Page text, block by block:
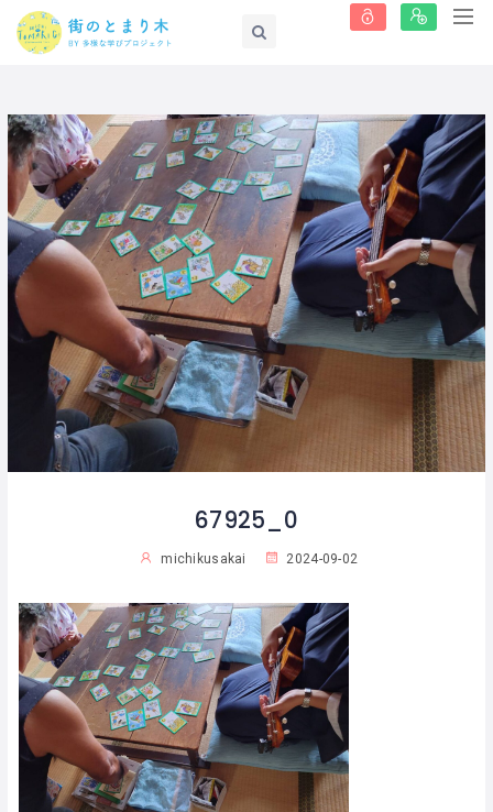
67925_0
michikusakai 2024-09-02